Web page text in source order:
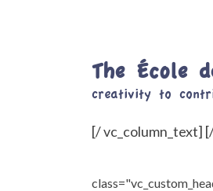
The École
creativity to
[/ vc_column_text]